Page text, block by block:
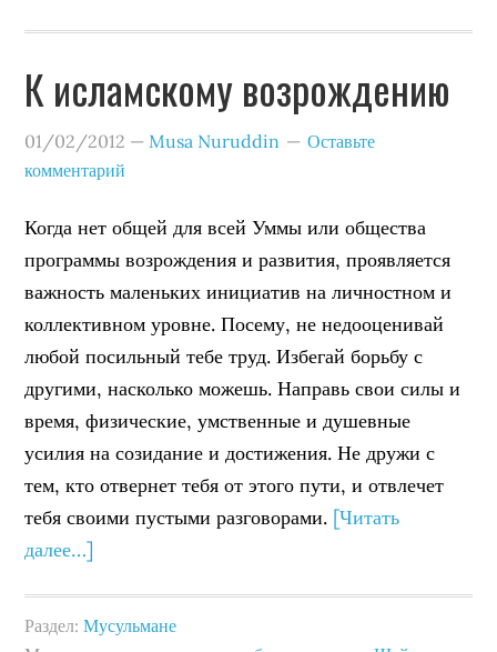
К исламскому возрождению
01/02/2012 —Musa Nuruddin
Оставьте
комментарий
Когда нет общей для всей Уммы или общества
программы возрождения и развития, проявляется
важность маленьких инициатив на личностном и
коллективном уровне. Посему, не недооценивай
любой посильный тебе труд. Избегай борьбу с
другими, насколько можешь. Направь свои силы и
время, физические, умственные и душевные
усилия на созидание и достижения. Не дружи с
тем, кто отвернет тебя от этого пути, и отвлечет
тебя своими пустыми разговорами. [Читать
далее…]
Раздел:Мусульмане